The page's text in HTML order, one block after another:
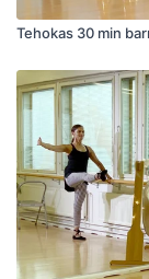
Tehokas 30 min